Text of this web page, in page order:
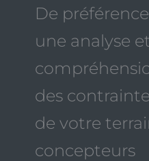
De
une analyse
des
de votre
concepteurs